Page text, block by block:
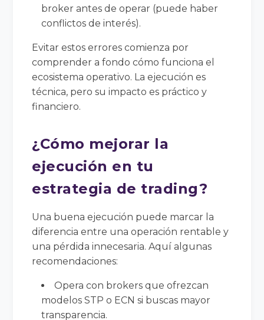
broker antes de operar (puede haber
conflictos de interés).
Evitar estos errores comienza por
comprender a fondo cómo funciona el
ecosistema operativo. La ejecución es
técnica, pero su impacto es práctico y
financiero.
¿Cómo mejorar la
ejecución en tu
estrategia de trading?
Una buena ejecución puede marcar la
diferencia entre una operación rentable y
una pérdida innecesaria. Aquí algunas
recomendaciones:
Opera con brokers que ofrezcan
modelos STP o ECN si buscas mayor
transparencia.